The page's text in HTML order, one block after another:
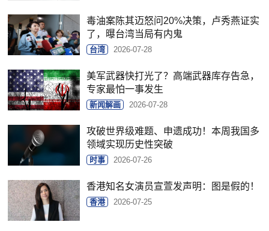
毒油案陈其迈怒问20%决策，卢秀燕证实
了，曝台湾当局有内鬼
台湾 2026-07-28
美军武器快打光了？高端武器库存告急，
专家最怕一事发生
新闻解画 2026-07-28
攻破世界级难题、申遗成功！本周我国多
领域实现历史性突破
时事 2026-07-26
香港知名女演员宣萱发声明：图是假的！
香港 2026-07-25